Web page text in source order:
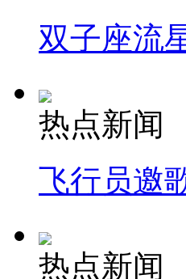
双子座流
热点新闻
飞行员邀
热点新闻